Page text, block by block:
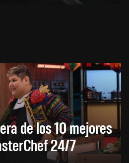
de los 10 mejores
24/7